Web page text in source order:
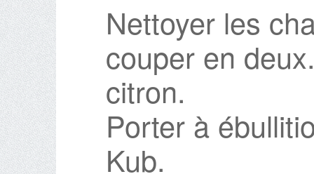
Nettoyer les
couper en
citron.
Porter à
Kub.